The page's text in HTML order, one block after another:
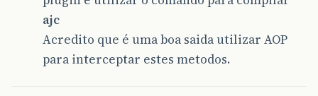
ajc
Acredito que é uma boa saida utilizar AOP
para interceptar estes metodos.